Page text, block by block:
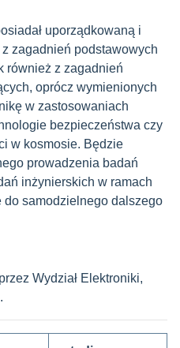
uporządkowaną i
zagadnień podstawowych
również z zagadnień
oprócz wymienionych
w zastosowaniach
bezpieczeństwa czy
w kosmosie. Będzie
prowadzenia badań
inżynierskich w ramach
samodzielnego dalszego
Wydział Elektroniki,